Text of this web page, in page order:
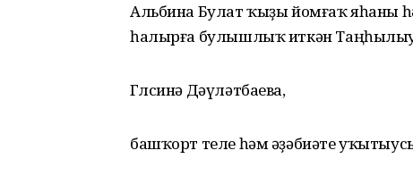
Альбина Булат ҡыҙы йомғаҡ яһаны
һалырға булышлыҡ иткән Таңһылыу
Гөлсинә Дәүләтбаева,
башҡорт теле һәм әҙәбиәте